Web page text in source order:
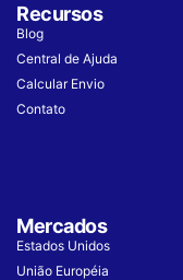
Recursos
Blog
Central de Ajuda
Calcular Envio
Contato
Mercados
Estados Unidos
União Européia